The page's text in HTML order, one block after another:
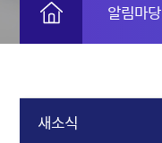
알림마당
새소식